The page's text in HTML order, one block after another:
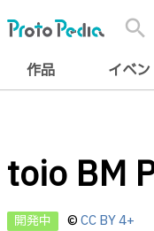
search
作品 イベン
toio BM
開発中 ©CC BY 4+